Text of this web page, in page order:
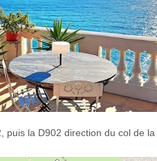
puis la D902 direction du col de